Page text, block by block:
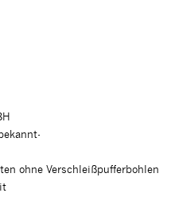
ohne Verschleißpufferbohlen